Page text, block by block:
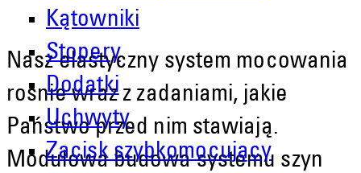
Kątowniki
Stopery
Dodatki
Uchwyty
Zacisk szybkomocujący
Nasz elastyczny system mocowania
rośnie wraz z zadaniami, jakie
Państwo przed nim stawiają.
Modułowa budowa systemu szyn